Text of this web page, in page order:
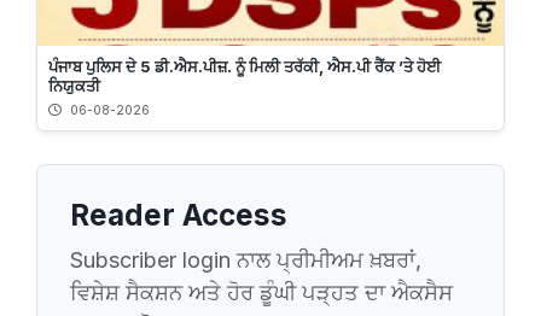
ਪੰਜਾਬ ਪੁਲਿਸ ਦੇ 5 ਡੀ.ਐਸ.ਪੀਜ਼. ਨੂੰ ਮਿਲੀ ਤਰੱਕੀ, ਐਸ.ਪੀ ਰੈਂਕ ’ਤੇ ਹੋਈ
ਨਿਯੁਕਤੀ
06-08-2026
Reader Access
Subscriber login ਨਾਲ ਪ੍ਰੀਮੀਅਮ ਖ਼ਬਰਾਂ,
ਵਿਸ਼ੇਸ਼ ਸੈਕਸ਼ਨ ਅਤੇ ਹੋਰ ਡੂੰਘੀ ਪੜ੍ਹਤ ਦਾ ਐਕਸੈਸ